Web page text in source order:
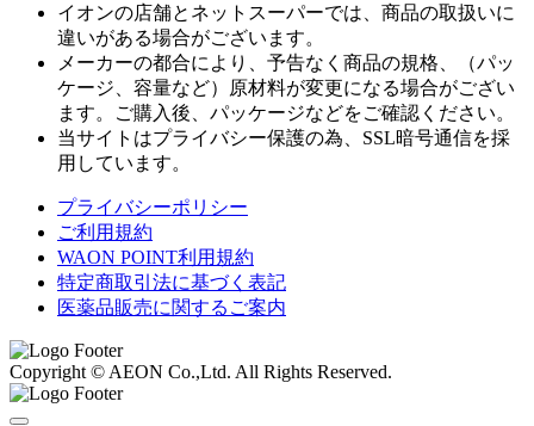
イオンの店舗とネットスーパーでは、商品の取扱いに
違いがある場合がございます。
メーカーの都合により、予告なく商品の規格、（パッ
ケージ、容量など）原材料が変更になる場合がござい
ます。ご購入後、パッケージなどをご確認ください。
当サイトはプライバシー保護の為、SSL暗号通信を採
用しています。
プライバシーポリシー
ご利用規約
WAON POINT利用規約
特定商取引法に基づく表記
医薬品販売に関するご案内
Copyright © AEON Co.,Ltd. All Rights Reserved.